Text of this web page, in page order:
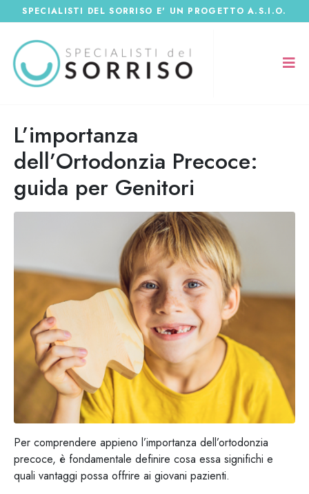
SPECIALISTI DEL SORRISO E' UN PROGETTO A.S.I.O.
L’importanza
dell’Ortodonzia Precoce:
guida per Genitori
Per comprendere appieno l’importanza dell’ortodonzia
precoce, è fondamentale definire cosa essa significhi e
quali vantaggi possa offrire ai giovani pazienti.